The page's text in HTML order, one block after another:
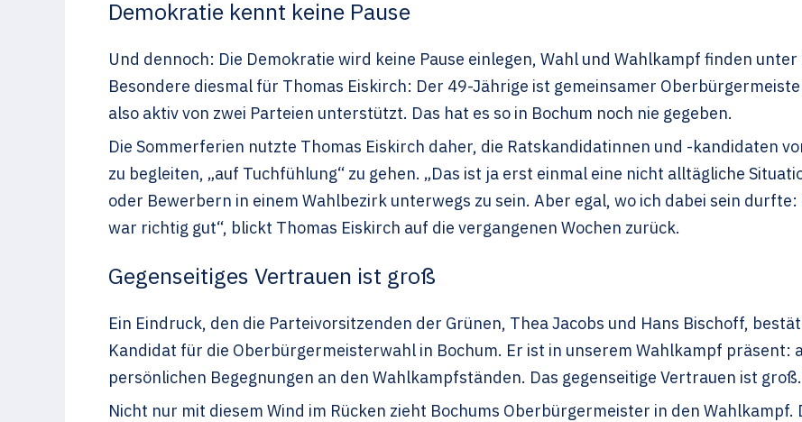
Demokratie kennt keine Pause
Und dennoch: Die Demokratie wird keine Pause einlegen, Wahl und Wahlkampf finden
Besondere diesmal für Thomas Eiskirch: Der 49-Jährige ist gemeinsamer
also aktiv von zwei Parteien unterstützt. Das hat es so in Bochum noch nie gegeben.
Die Sommerferien nutzte Thomas Eiskirch daher, die Ratskandidatinnen und -kandidaten
zu begleiten, „auf Tuchfühlung“ zu gehen. „Das ist ja erst einmal eine nicht alltägliche
oder Bewerbern in einem Wahlbezirk unterwegs zu sein. Aber egal, wo ich dabei sein
war richtig gut“, blickt Thomas Eiskirch auf die vergangenen Wochen zurück.
Gegenseitiges Vertrauen ist groß
Ein Eindruck, den die Parteivorsitzenden der Grünen, Thea Jacobs und Hans Bischoff,
Kandidat für die Oberbürgermeisterwahl in Bochum. Er ist in unserem Wahlkampf präsent:
persönlichen Begegnungen an den Wahlkampfständen. Das gegenseitige Vertrauen ist
Nicht nur mit diesem Wind im Rücken zieht Bochums Oberbürgermeister in den